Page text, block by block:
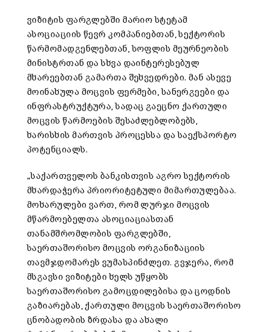
ვიზიტის ფარგლებში მარიო სტეტამ
ასოციაციის წევრ კომპანიებთან, სექტორის
წარმომადგენლებთან, სოფლის მეურნეობის
მინისტრთან და სხვა დაინტერესებულ
მხარეებთან გამართა შეხვედრები. მან ასევე
მოინახულა მოცვის ფერმები, სანერგეები და
ინფრასტრუქტურა, სადაც გაეცნო ქართული
მოცვის წარმოების შესაძლებლობებს,
ხარისხის მართვის პროცესსა და საექსპორტო
პოტენციალს.
„საქართველოს ბანკისთვის აგრო სექტორის
მხარდაჭერა პრიორიტეტული მიმართულებაა.
მოხარულები ვართ, რომ ლურჯი მოცვის
მწარმოებელთა ასოციაციასთან
თანამშრომლობის ფარგლებში,
საერთაშორისო მოცვის ორგანიზაციის
თავმჯდომარეს ვუმასპინძლეთ. გვჯერა, რომ
მსგავსი ვიზიტები ხელს უწყობს
საერთაშორისო გამოცდილებისა და ცოდნის
გაზიარებას, ქართული მოცვის საერთაშორისო
ცნობადობის ზრდასა და ახალი